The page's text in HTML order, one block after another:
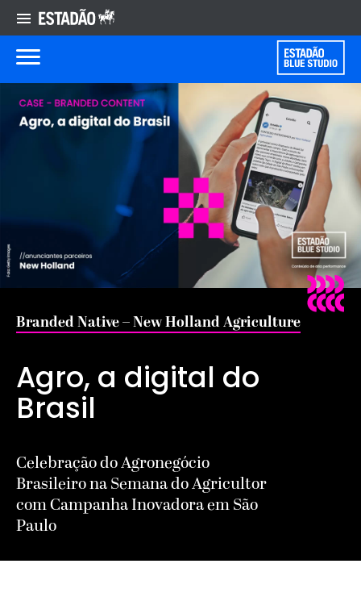
Branded Native – New Holland Agriculture
Agro, a digital do
Brasil
Celebração do Agronegócio
Brasileiro na Semana do Agricultor
com Campanha Inovadora em São
Paulo